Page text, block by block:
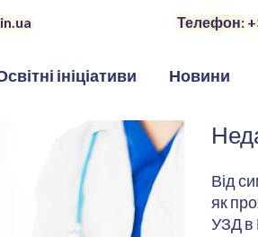
Телефон:
ініціативи Новини
Від
як
УЗД в